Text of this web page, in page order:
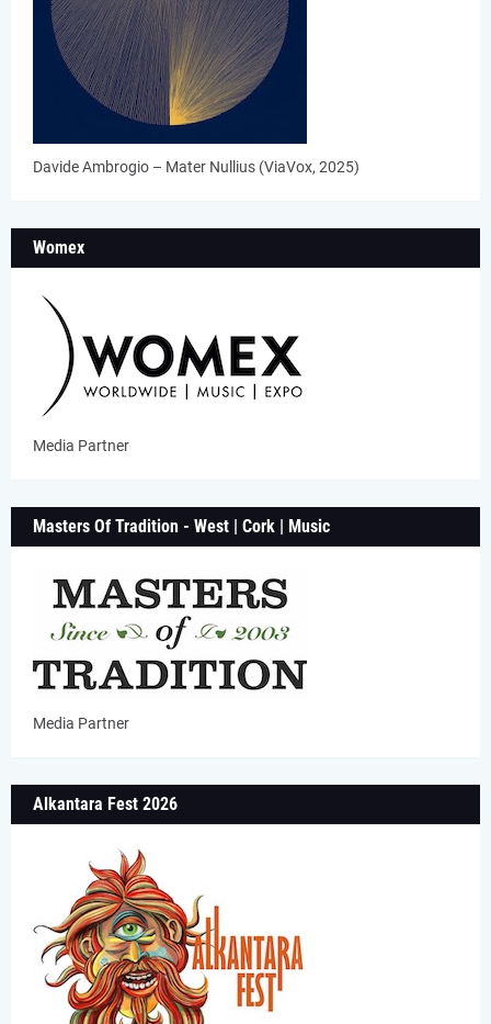
Davide Ambrogio – Mater Nullius (ViaVox, 2025)
Womex
Media Partner
Masters Of Tradition - West | Cork | Music
Media Partner
Alkantara Fest 2026